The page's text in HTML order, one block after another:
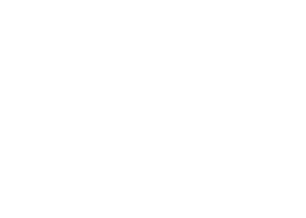
Nickel-Stahl)